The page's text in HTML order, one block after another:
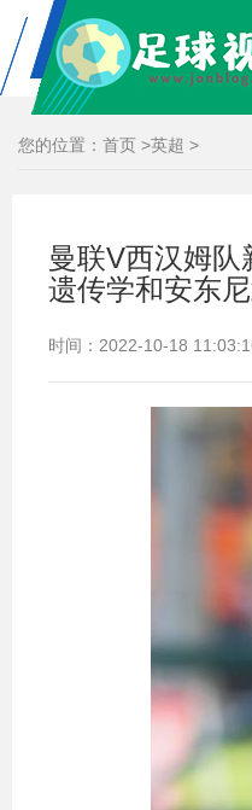
您的位置： 首页 >英超 >
曼联V西汉姆队
遗传学和安东
时间：2022-10-18